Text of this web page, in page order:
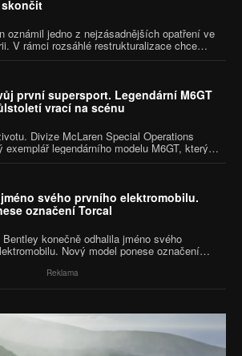
oznámil jedno z nejzásadnějších opatření ve
V rámci rozsáhlé restrukturalizace chce
nabídku modelů i jejich výbav. Ve hře
portfolia napříč jednotlivými
první supersport. Legendární M6GT
vrací na scénu
Divize McLaren Special Operations
legendárního modelu M6GT, který
silničním vozem britské značky. Projekt
v 70. letech ukončila jeho tragická smrt. Nyní
dokončit sen svého zakladatele.
svého prvního elektromobilu.
označení Torcal
konečně odhalila jméno svého
Nový model ponese označení
a podle všeho nabídne špičkové technologie
elektrickým Porsche Cayenne.
Reklama